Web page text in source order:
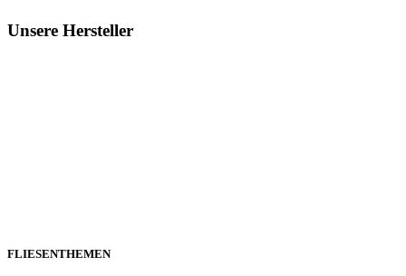
Unsere Hersteller
FLIESENTHEMEN